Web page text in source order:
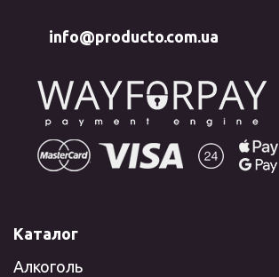
info@producto.com.ua
Каталог
Алкоголь